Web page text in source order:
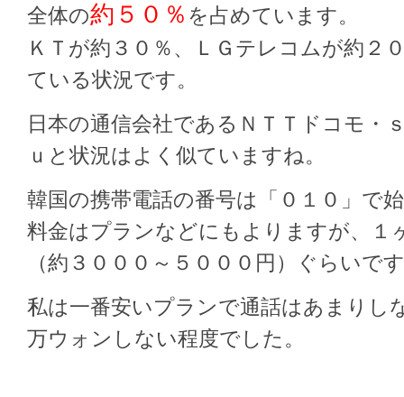
全体の約５０％ を占めています。
ＫＴが約３０％、ＬＧテレコムが約２
ている状況です。
日本の通信会社であるＮＴＴドコモ・
ｕと状況はよく似ていますね。
韓国の携帯電話の番号は「０１０」で
料金はプランなどにもよりますが、１
（約３０００～５０００円）ぐらいで
私は一番安いプランで通話はあまりし
万ウォンしない程度でした。